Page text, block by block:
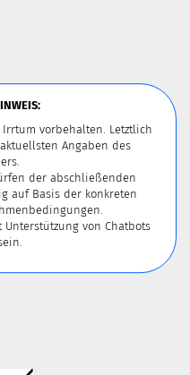
vorbehalten. Letztlich
Angaben des
der abschließenden
auf Basis der konkreten
von Chatbots